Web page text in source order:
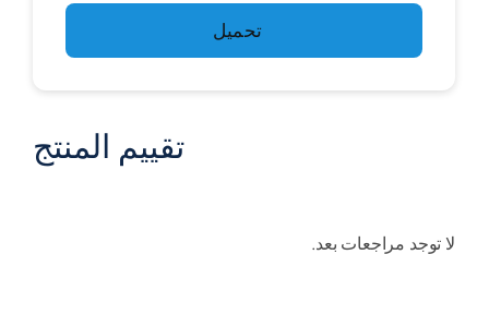
تحميل
تقييم المنتج
لا توجد مراجعات بعد.